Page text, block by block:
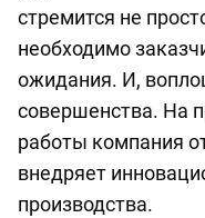
стремится не
необходимо
ожидания. И,
совершенства. На
работы компания
внедряет
производства.